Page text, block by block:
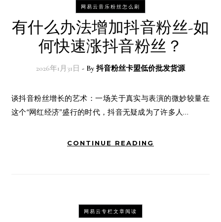
网易云音乐粉丝怎么刷
有什么办法增加抖音粉丝-如
何快速涨抖音粉丝？
2026年1月31日 - By 抖音粉丝卡盟低价批发货源
谈抖音粉丝增长的艺术：一场关于真实与表演的微妙较量在
这个“网红经济”盛行的时代，抖音无疑成为了许多人…
CONTINUE READING
网易云专栏文章阅读